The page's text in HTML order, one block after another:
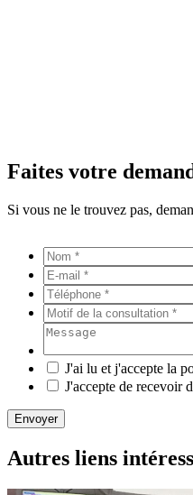
Faites votre
Si vous ne le trouvez pas,
J'ai lu et j'accepte la
J'accepte de recevoir
Envoyer
Autres liens